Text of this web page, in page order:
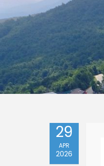
29
APR
2026